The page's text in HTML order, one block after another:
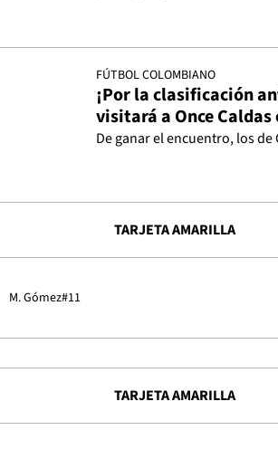
FÚTBOL COLOMBIANO
¡Por la clasificación
visitará a Once
De ganar el encuentro, los
TARJETA AMARILLA
M. Gómez#11
TARJETA AMARILLA